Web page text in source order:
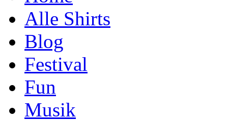
Alle Shirts
Blog
Festival
Fun
Musik